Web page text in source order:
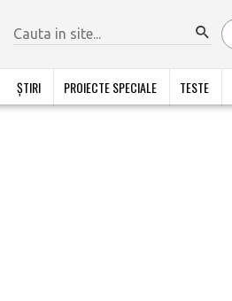
ȘTIRI PROIECTE SPECIALE TESTE